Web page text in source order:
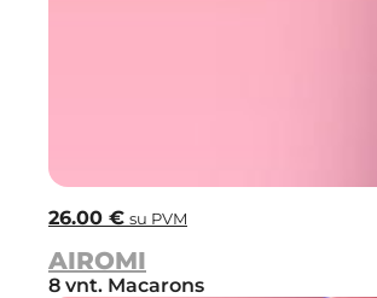
26.00 € su PVM
AIROMI
8 vnt. Macarons